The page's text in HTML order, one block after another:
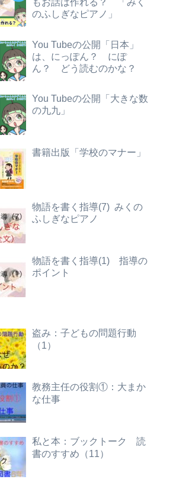
もお話は作れる？ 「みく
のふしぎなピアノ」
You Tubeの公開「日本」
は、にっぽん？ にぽ
ん？ どう読むのかな？
You Tubeの公開「大きな数
の九九」
書籍出版「学校のマナー」
物語を書く指導(7) みくの
ふしぎなピアノ
物語を書く指導(1) 指導の
ポイント
盗み：子どもの問題行動
（1）
教務主任の役割①：大まか
な仕事
私と本：ブックトーク 読
書のすすめ（11）